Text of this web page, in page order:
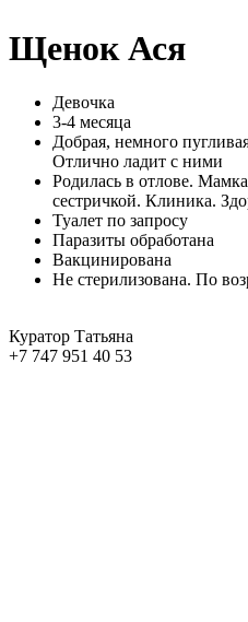
Щенок Ася
Девочка
3-4 месяца
Добрая, немного
Отлично ладит с ними
Родилась в отлове.
сестричкой. Клиника.
Туалет по запросу
Паразиты обработана
Вакцинирована
Не стерилизована. По
Куратор Татьяна
+7 747 951 40 53